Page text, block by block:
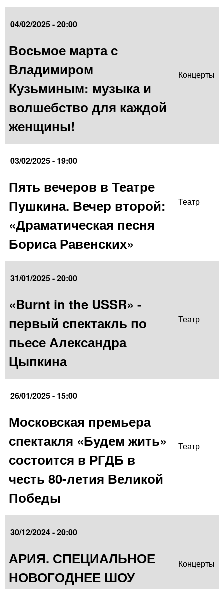
04/02/2025 - 20:00
Восьмое марта с
Владимиром
Кузьминым: музыка и
волшебство для каждой
женщины!
Концерты
03/02/2025 - 19:00
Пять вечеров в Театре
Пушкина. Вечер второй:
«Драматическая песня
Бориса Равенских»
Театр
31/01/2025 - 20:00
«Burnt in the USSR» -
первый спектакль по
пьесе Александра
Цыпкина
Театр
26/01/2025 - 15:00
Московская премьера
спектакля «Будем жить»
состоится в РГДБ в
честь 80-летия Великой
Победы
Театр
30/12/2024 - 20:00
АРИЯ. СПЕЦИАЛЬНОЕ
НОВОГОДНЕЕ ШОУ
Концерты